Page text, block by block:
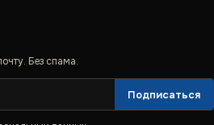
Без спама.
Подписаться